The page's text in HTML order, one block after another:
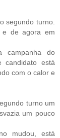
segundo turno.
e de agora em
campanha do
candidato está
com o calor e
turno um
um pouco
mudou, está